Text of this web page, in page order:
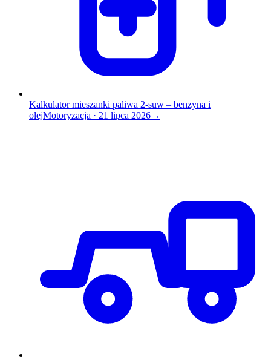
Kalkulator mieszanki paliwa 2-suw – benzyna i
olejMotoryzacja · 21 lipca 2026→